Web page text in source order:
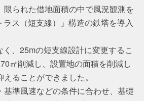
られた借地面積の中で風況観測を
ス（短支線）」構造の鉄塔を導入
、25mの短支線設計に変更するこ
㎡削減し、設置地の面積を削減し
ることができました。
基準風速などの条件に合わせ、基礎